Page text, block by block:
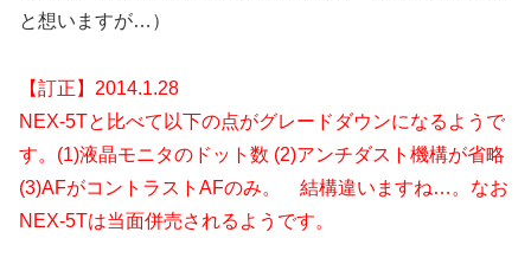
と想いますが…）
【訂正】2014.1.28
NEX-5Tと比べて以下の点がグレードダウンになるようで
す。(1)液晶モニタのドット数 (2)アンチダスト機構が省略
(3)AFがコントラストAFのみ。 結構違いますね…。なお
NEX-5Tは当面併売されるようです。